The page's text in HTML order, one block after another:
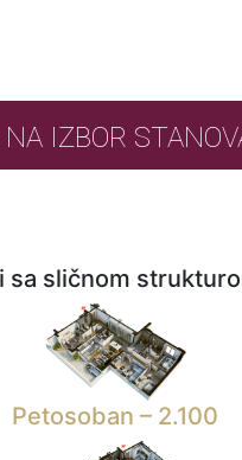
NAZAD NA IZBOR
sa sličnom
Petosoban – 2.100